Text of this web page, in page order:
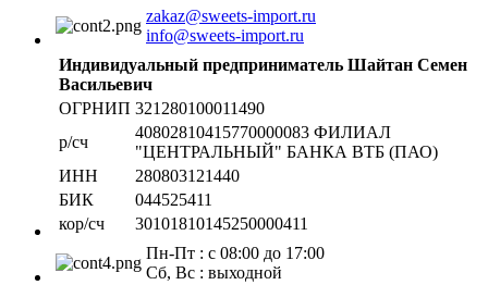
zakaz@sweets-import.ru
info@sweets-import.ru
Индивидуальный предприниматель Шайтан Семен
Васильевич
ОГРНИП 321280100011490
р/сч
40802810415770000083 ФИЛИАЛ
"ЦЕНТРАЛЬНЫЙ" БАНКА ВТБ (ПАО)
ИНН
280803121440
БИК
044525411
кор/сч
30101810145250000411
Пн-Пт : с 08:00 до 17:00
Сб, Вс : выходной